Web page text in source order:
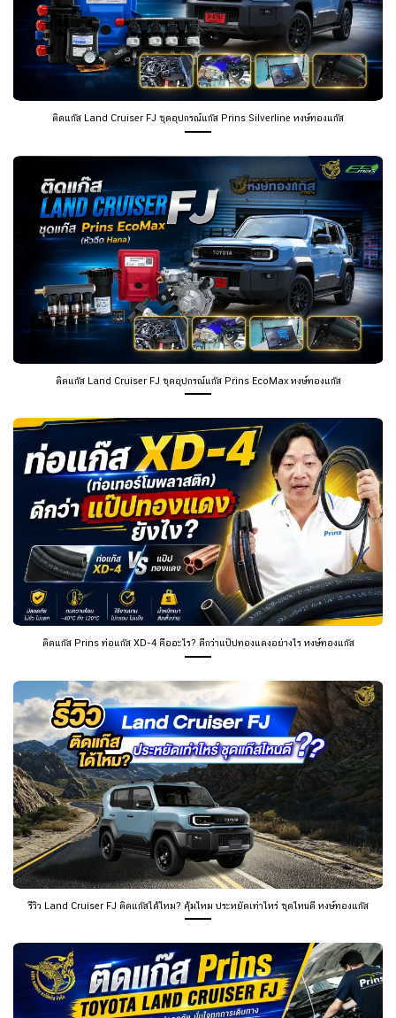
ติดแก๊ส Land Cruiser FJ ชุดอุปกรณ์แก๊ส Prins Silverline หงษ์ทองแก๊ส
ติดแก๊ส Land Cruiser FJ ชุดอุปกรณ์แก๊ส Prins EcoMax หงษ์ทองแก๊ส
ติดแก๊ส Prins ท่อแก๊ส XD-4 คืออะไร? ดีกว่าแป๊ปทองแดงอย่างไร หงษ์ทองแก๊ส
รีวิว Land Cruiser FJ ติดแก๊สได้ไหม? คุ้มไหม ประหยัดเท่าไหร่ ชุดไหนดี หงษ์ทองแก๊ส